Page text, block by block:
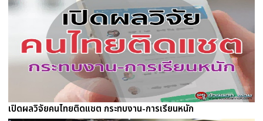
เปิดผลวิจัยคนไทยติดแชต กระทบงาน-การเรียนหนัก